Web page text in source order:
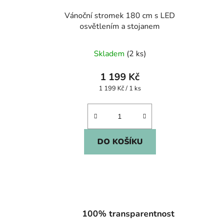
Vánoční stromek 180 cm s LED
osvětlením a stojanem
Skladem (2 ks)
1 199 Kč
Měrná
1 199 Kč / 1 ks
DO KOŠÍKU
100% transparentnost